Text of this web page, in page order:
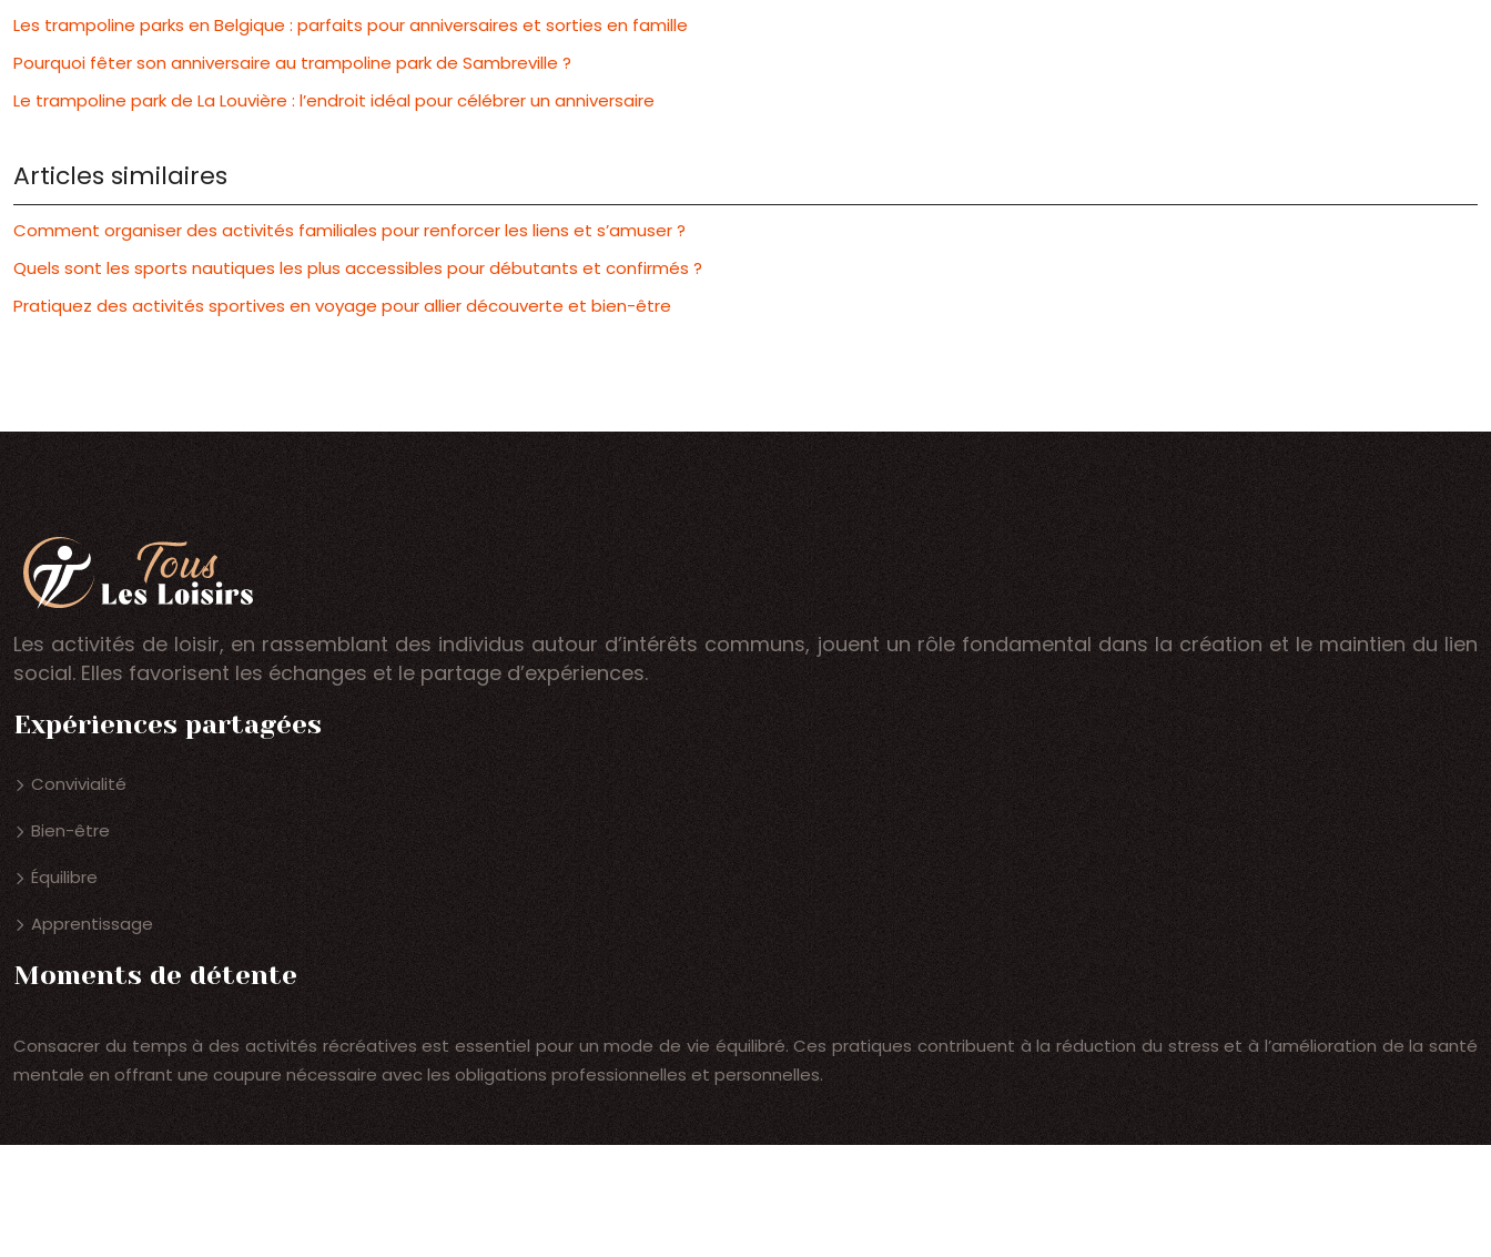
Les trampoline parks en Belgique : parfaits pour anniversaires et sorties en famille
Pourquoi fêter son anniversaire au trampoline park de Sambreville ?
Le trampoline park de La Louvière : l’endroit idéal pour célébrer un anniversaire
Articles similaires
Comment organiser des activités familiales pour renforcer les liens et s’amuser ?
Quels sont les sports nautiques les plus accessibles pour débutants et confirmés ?
Pratiquez des activités sportives en voyage pour allier découverte et bien-être
Les activités de loisir, en rassemblant des individus autour d’intérêts communs, jouent un rôle fondamental dans la création et le maintien du lien
social. Elles favorisent les échanges et le partage d’expériences.
Expériences partagées
Convivialité
Bien-être
Équilibre
Apprentissage
Moments de détente
Consacrer du temps à des activités récréatives est essentiel pour un mode de vie équilibré. Ces pratiques contribuent à la réduction du stress et à l’amélioration de la santé
mentale en offrant une coupure nécessaire avec les obligations professionnelles et personnelles.